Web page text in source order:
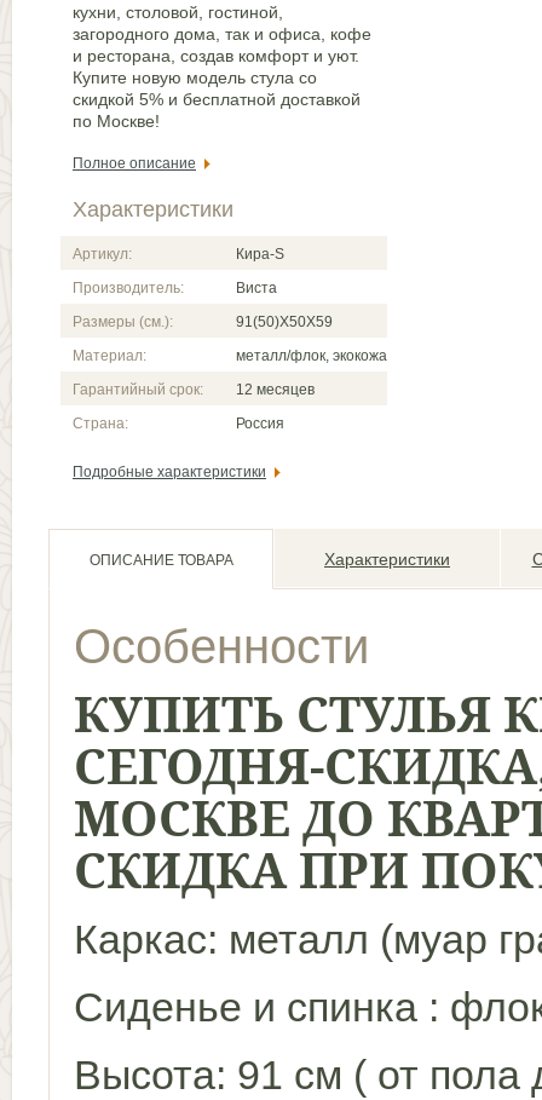
кухни, столовой, гостиной,
загородного дома, так и офиса, кофе
и ресторана, создав комфорт и уют.
Купите новую модель стула со
скидкой 5% и бесплатной доставкой
по Москве!
Полное описание
Характеристики
Артикул:
Кира-S
Производитель:
Виста
Размеры (см.):
91(50)X50X59
Материал:
металл/флок, экокожа
Гарантийный срок:
12 месяцев
Страна:
Россия
Подробные характеристики
ОПИСАНИЕ ТОВАРА Характеристики
Особенности
КУПИТЬ СТУЛЬЯ
СЕГОДНЯ-
МОСКВЕ ДО
СКИДКА ПРИ
Каркас: металл (муар
Сиденье и спинка :
Высота: 91 см ( от пола